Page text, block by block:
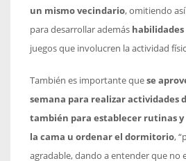
un mismo vecindario, omitiendo
para desarrollar además habilidades
juegos que involucren la actividad
También es importante quese
semana para realizar actividades
también para establecer rutinas
la cama u ordenar el dormitorio,
agradable, dando a entender que no